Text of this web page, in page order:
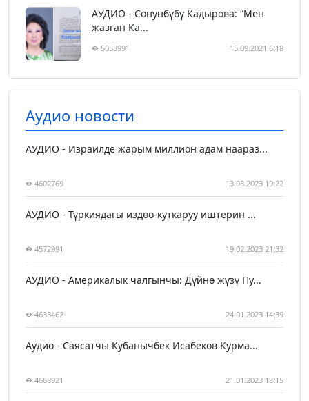
АУДИО - Сонунбүбү Кадырова: “Мен
жазган Ка...
5053991 15.09.2021 6:18
Аудио новости
АУДИО - Израилде жарым миллион адам наараз...
4602769 13.03.2023 19:22
АУДИО - Түркиядагы издөө-куткаруу иштерин ...
4572991 19.02.2023 21:32
АУДИО - Америкалык чалгынчы: Дүйнө жүзү Пу...
4633462 24.01.2023 14:39
Аудио - Саясатчы Кубанычбек Исабеков Курма...
4668921 21.01.2023 18:15